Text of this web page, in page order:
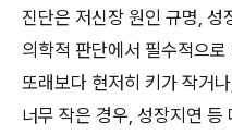
진단은 저신장 원인 규명, 성
의학적 판단에서 필수적으
또래보다 현저히 키가 작거
너무 작은 경우, 성장지연